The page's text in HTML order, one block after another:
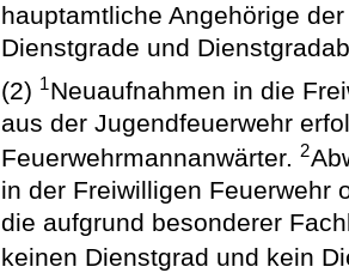
hauptamtliche Angehörige
Dienstgrade und
(2) 1Neuaufnahmen in die
aus der Jugendfeuerwehr
Feuerwehrmannanwärter.2
in der Freiwilligen Feuerwehr
die aufgrund besonderer
keinen Dienstgrad und kein